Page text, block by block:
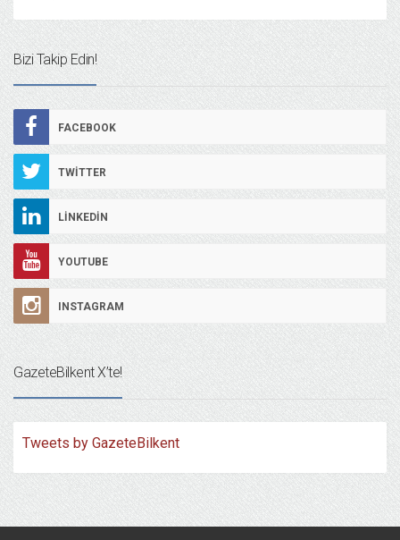
Bizi Takip Edin!
FACEBOOK
TWITTER
LINKEDIN
YOUTUBE
INSTAGRAM
GazeteBilkent X’te!
Tweets by GazeteBilkent